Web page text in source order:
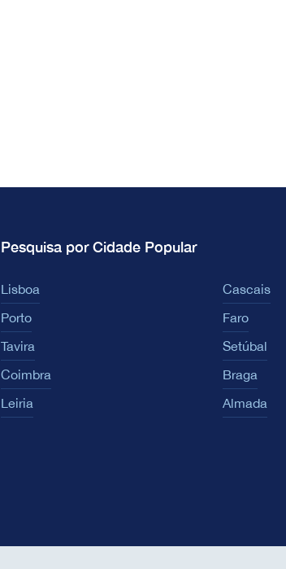
Pesquisa por Cidade Popular
Lisboa
Cascais
Porto
Faro
Tavira
Setúbal
Coimbra
Braga
Leiria
Almada